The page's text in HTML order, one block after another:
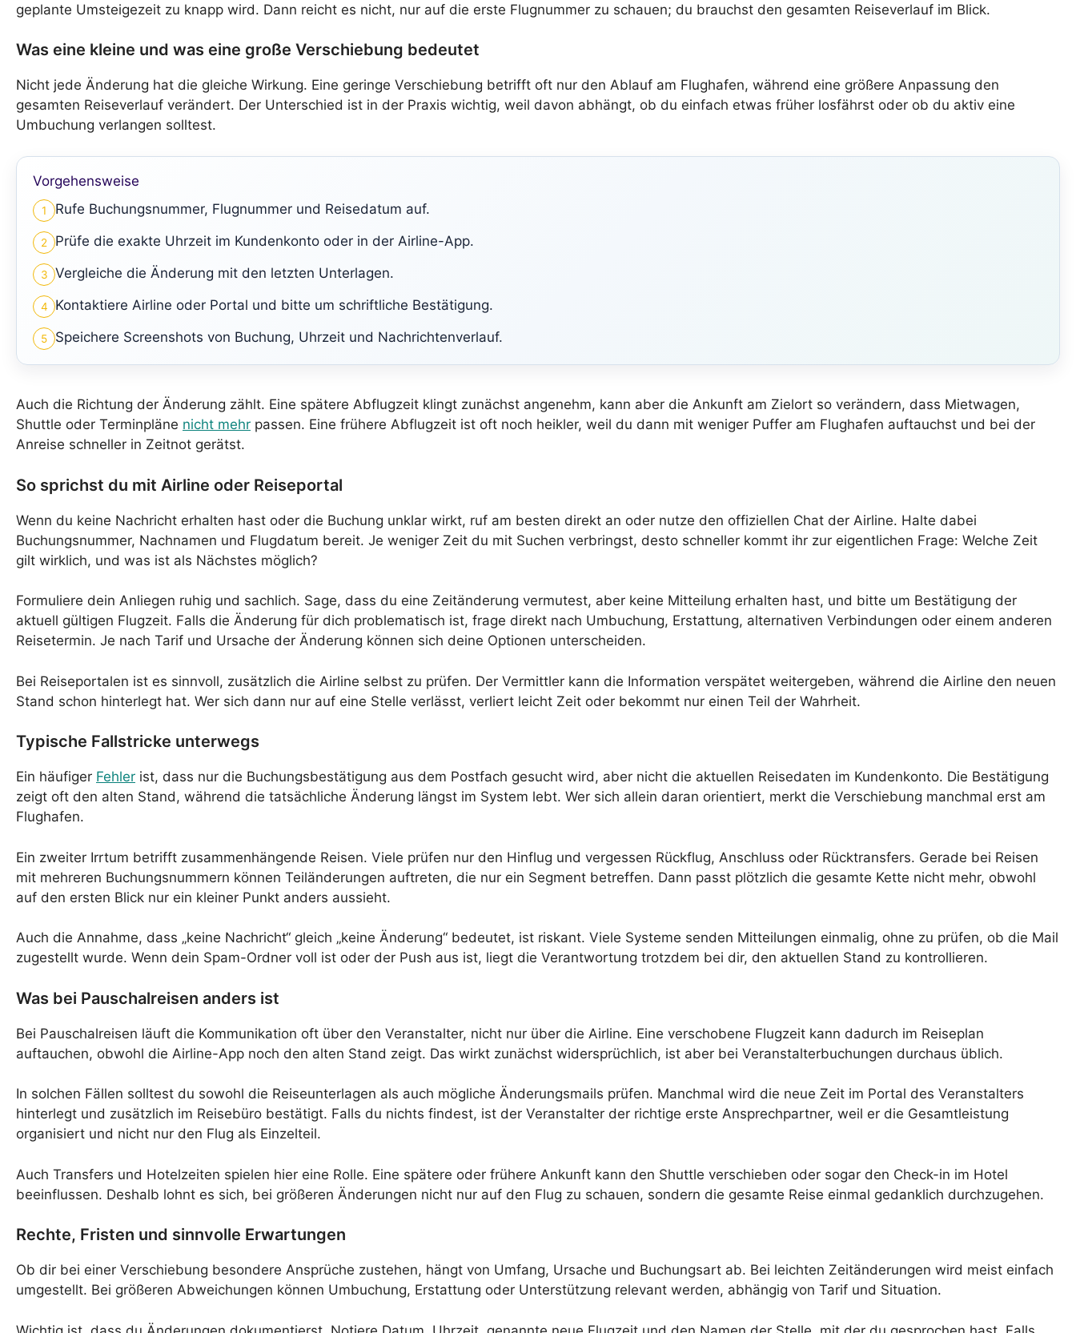
geplante Umsteigezeit zu knapp wird. Dann reicht es nicht, nur auf die erste Flugnummer zu schauen; du brauchst den gesamten Reiseverlauf im Blick.
Was eine kleine und was eine große Verschiebung bedeutet
Nicht jede Änderung hat die gleiche Wirkung. Eine geringe Verschiebung betrifft oft nur den Ablauf am Flughafen, während eine größere Anpassung den
gesamten Reiseverlauf verändert. Der Unterschied ist in der Praxis wichtig, weil davon abhängt, ob du einfach etwas früher losfährst oder ob du aktiv eine
Umbuchung verlangen solltest.
Vorgehensweise
1 Rufe Buchungsnummer, Flugnummer und Reisedatum auf.
2 Prüfe die exakte Uhrzeit im Kundenkonto oder in der Airline-App.
3 Vergleiche die Änderung mit den letzten Unterlagen.
4 Kontaktiere Airline oder Portal und bitte um schriftliche Bestätigung.
5 Speichere Screenshots von Buchung, Uhrzeit und Nachrichtenverlauf.
Auch die Richtung der Änderung zählt. Eine spätere Abflugzeit klingt zunächst angenehm, kann aber die Ankunft am Zielort so verändern, dass Mietwagen,
Shuttle oder Terminpläne nicht mehr passen. Eine frühere Abflugzeit ist oft noch heikler, weil du dann mit weniger Puffer am Flughafen auftauchst und bei der
Anreise schneller in Zeitnot gerätst.
So sprichst du mit Airline oder Reiseportal
Wenn du keine Nachricht erhalten hast oder die Buchung unklar wirkt, ruf am besten direkt an oder nutze den offiziellen Chat der Airline. Halte dabei
Buchungsnummer, Nachnamen und Flugdatum bereit. Je weniger Zeit du mit Suchen verbringst, desto schneller kommt ihr zur eigentlichen Frage: Welche Zeit
gilt wirklich, und was ist als Nächstes möglich?
Formuliere dein Anliegen ruhig und sachlich. Sage, dass du eine Zeitänderung vermutest, aber keine Mitteilung erhalten hast, und bitte um Bestätigung der
aktuell gültigen Flugzeit. Falls die Änderung für dich problematisch ist, frage direkt nach Umbuchung, Erstattung, alternativen Verbindungen oder einem anderen
Reisetermin. Je nach Tarif und Ursache der Änderung können sich deine Optionen unterscheiden.
Bei Reiseportalen ist es sinnvoll, zusätzlich die Airline selbst zu prüfen. Der Vermittler kann die Information verspätet weitergeben, während die Airline den neuen
Stand schon hinterlegt hat. Wer sich dann nur auf eine Stelle verlässt, verliert leicht Zeit oder bekommt nur einen Teil der Wahrheit.
Typische Fallstricke unterwegs
Ein häufiger Fehler ist, dass nur die Buchungsbestätigung aus dem Postfach gesucht wird, aber nicht die aktuellen Reisedaten im Kundenkonto. Die Bestätigung
zeigt oft den alten Stand, während die tatsächliche Änderung längst im System lebt. Wer sich allein daran orientiert, merkt die Verschiebung manchmal erst am
Flughafen.
Ein zweiter Irrtum betrifft zusammenhängende Reisen. Viele prüfen nur den Hinflug und vergessen Rückflug, Anschluss oder Rücktransfers. Gerade bei Reisen
mit mehreren Buchungsnummern können Teiländerungen auftreten, die nur ein Segment betreffen. Dann passt plötzlich die gesamte Kette nicht mehr, obwohl
auf den ersten Blick nur ein kleiner Punkt anders aussieht.
Auch die Annahme, dass „keine Nachricht“ gleich „keine Änderung“ bedeutet, ist riskant. Viele Systeme senden Mitteilungen einmalig, ohne zu prüfen, ob die Mail
zugestellt wurde. Wenn dein Spam-Ordner voll ist oder der Push aus ist, liegt die Verantwortung trotzdem bei dir, den aktuellen Stand zu kontrollieren.
Was bei Pauschalreisen anders ist
Bei Pauschalreisen läuft die Kommunikation oft über den Veranstalter, nicht nur über die Airline. Eine verschobene Flugzeit kann dadurch im Reiseplan
auftauchen, obwohl die Airline-App noch den alten Stand zeigt. Das wirkt zunächst widersprüchlich, ist aber bei Veranstalterbuchungen durchaus üblich.
In solchen Fällen solltest du sowohl die Reiseunterlagen als auch mögliche Änderungsmails prüfen. Manchmal wird die neue Zeit im Portal des Veranstalters
hinterlegt und zusätzlich im Reisebüro bestätigt. Falls du nichts findest, ist der Veranstalter der richtige erste Ansprechpartner, weil er die Gesamtleistung
organisiert und nicht nur den Flug als Einzelteil.
Auch Transfers und Hotelzeiten spielen hier eine Rolle. Eine spätere oder frühere Ankunft kann den Shuttle verschieben oder sogar den Check-in im Hotel
beeinflussen. Deshalb lohnt es sich, bei größeren Änderungen nicht nur auf den Flug zu schauen, sondern die gesamte Reise einmal gedanklich durchzugehen.
Rechte, Fristen und sinnvolle Erwartungen
Ob dir bei einer Verschiebung besondere Ansprüche zustehen, hängt von Umfang, Ursache und Buchungsart ab. Bei leichten Zeitänderungen wird meist einfach
umgestellt. Bei größeren Abweichungen können Umbuchung, Erstattung oder Unterstützung relevant werden, abhängig von Tarif und Situation.